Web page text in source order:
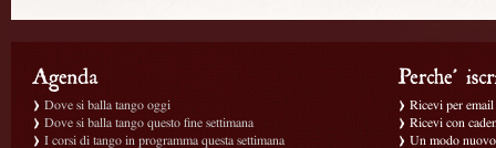
Dove si balla tango oggi
Dove si balla tango questo fine settimana
I corsi di tango in programma questa settimana
Ricevi per
Ricevi con
Un modo